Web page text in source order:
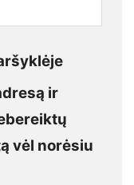
ir
vėl norėsiu